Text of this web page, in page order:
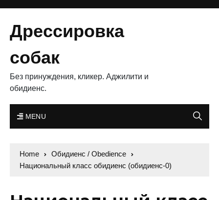
Дрессировка
собак
Без принуждения, кликер. Аджилити и
обидиенс.
MENU
Home
Обидиенс / Obedience
Национальный класс обидиенс (обидиенс-0)